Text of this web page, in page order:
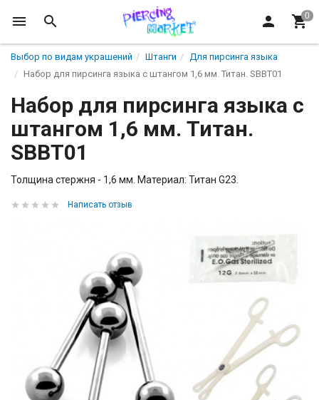
Выбор по видам украшений Штанги
Для пирсинга языка
Набор для пирсинга языка с штангом 1,6 мм. Титан. SBBT01
Набор для пирсинга языка с
штангом 1,6 мм. Титан.
SBBT01
Толщина стержня - 1,6 мм. Материал: Титан G23.
Написать отзыв